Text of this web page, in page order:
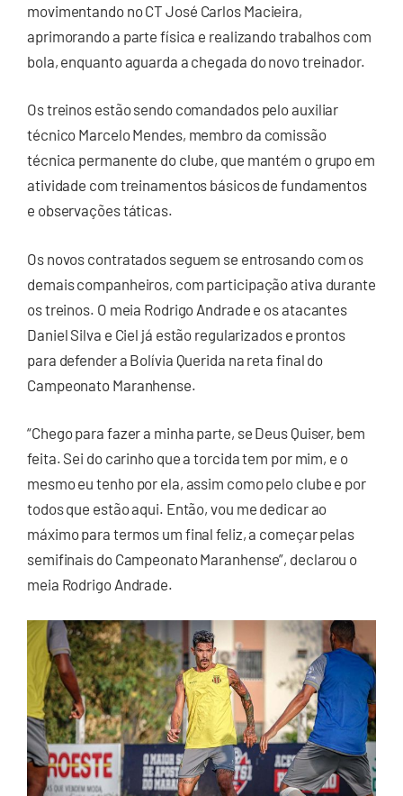
movimentando no CT José Carlos Macieira,
aprimorando a parte física e realizando trabalhos com
bola, enquanto aguarda a chegada do novo treinador.
Os treinos estão sendo comandados pelo auxiliar
técnico Marcelo Mendes, membro da comissão
técnica permanente do clube, que mantém o grupo em
atividade com treinamentos básicos de fundamentos
e observações táticas.
Os novos contratados seguem se entrosando com os
demais companheiros, com participação ativa durante
os treinos. O meia Rodrigo Andrade e os atacantes
Daniel Silva e Ciel já estão regularizados e prontos
para defender a Bolívia Querida na reta final do
Campeonato Maranhense.
“Chego para fazer a minha parte, se Deus Quiser, bem
feita. Sei do carinho que a torcida tem por mim, e o
mesmo eu tenho por ela, assim como pelo clube e por
todos que estão aqui. Então, vou me dedicar ao
máximo para termos um final feliz, a começar pelas
semifinais do Campeonato Maranhense”, declarou o
meia Rodrigo Andrade.